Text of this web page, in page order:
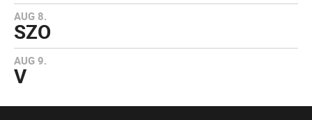
AUG 8.
SZO
AUG 9.
V